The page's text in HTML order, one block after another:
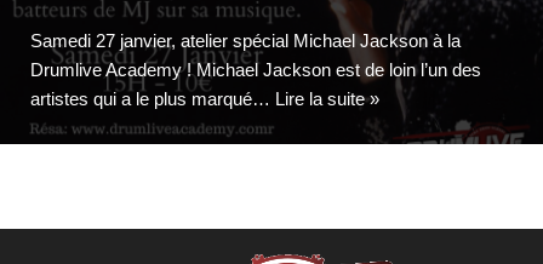
Samedi 27 janvier, atelier spécial Michael Jackson à la
Drumlive Academy ! Michael Jackson est de loin l’un des
artistes qui a le plus marqué… Lire la suite »